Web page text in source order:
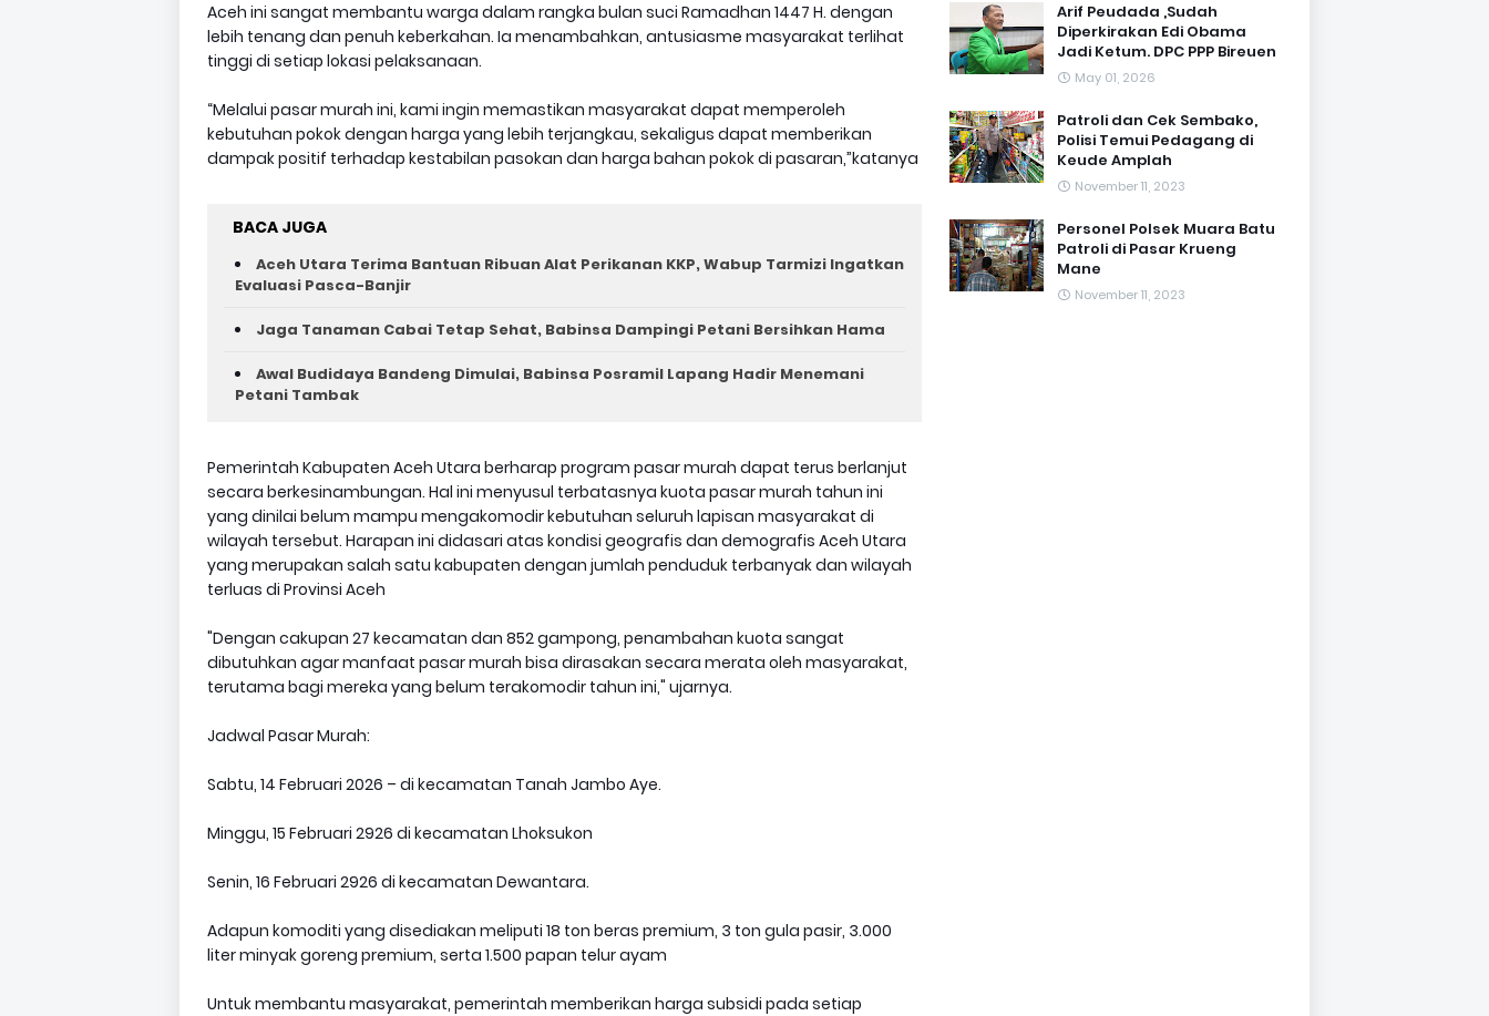
Aceh ini sangat membantu warga dalam rangka bulan suci Ramadhan 1447 H. dengan
lebih tenang dan penuh keberkahan. Ia menambahkan, antusiasme masyarakat terlihat
tinggi di setiap lokasi pelaksanaan.
“Melalui pasar murah ini, kami ingin memastikan masyarakat dapat memperoleh
kebutuhan pokok dengan harga yang lebih terjangkau, sekaligus dapat memberikan
dampak positif terhadap kestabilan pasokan dan harga bahan pokok di pasaran,”katanya
BACA JUGA
Aceh Utara Terima Bantuan Ribuan Alat Perikanan KKP, Wabup Tarmizi Ingatkan
Evaluasi Pasca-Banjir
Jaga Tanaman Cabai Tetap Sehat, Babinsa Dampingi Petani Bersihkan Hama
Awal Budidaya Bandeng Dimulai, Babinsa Posramil Lapang Hadir Menemani
Petani Tambak
Pemerintah Kabupaten Aceh Utara berharap program pasar murah dapat terus berlanjut
secara berkesinambungan. Hal ini menyusul terbatasnya kuota pasar murah tahun ini
yang dinilai belum mampu mengakomodir kebutuhan seluruh lapisan masyarakat di
wilayah tersebut. Harapan ini didasari atas kondisi geografis dan demografis Aceh Utara
yang merupakan salah satu kabupaten dengan jumlah penduduk terbanyak dan wilayah
terluas di Provinsi Aceh
"Dengan cakupan 27 kecamatan dan 852 gampong, penambahan kuota sangat
dibutuhkan agar manfaat pasar murah bisa dirasakan secara merata oleh masyarakat,
terutama bagi mereka yang belum terakomodir tahun ini," ujarnya.
Jadwal Pasar Murah:
Sabtu, 14 Februari 2026 – di kecamatan Tanah Jambo Aye.
Minggu, 15 Februari 2926 di kecamatan Lhoksukon
Senin, 16 Februari 2926 di kecamatan Dewantara.
Adapun komoditi yang disediakan meliputi 18 ton beras premium, 3 ton gula pasir, 3.000
liter minyak goreng premium, serta 1.500 papan telur ayam
Untuk membantu masyarakat, pemerintah memberikan harga subsidi pada setiap
Arif Peudada ,Sudah
Diperkirakan Edi Obama
Jadi Ketum. DPC PPP Bireuen
May 01, 2026
Patroli dan Cek Sembako,
Polisi Temui Pedagang di
Keude Amplah
November 11, 2023
Personel Polsek Muara Batu
Patroli di Pasar Krueng
Mane
November 11, 2023